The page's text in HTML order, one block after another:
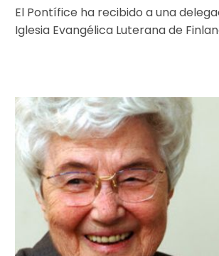
El Pontífice ha recibido a una
Iglesia Evangélica Luterana de
¡Chiara
Lubich
ha
la
relación
entre
las
mujeres